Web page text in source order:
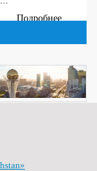
утверждению